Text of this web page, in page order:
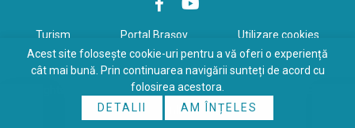
Turism Portal Braşov Utilizare cookies
Politică de confidenţialitate
Copyrights © 2026 All Rights Reserved. Powered by
Online
Acest site folosește cookie-uri pentru a vă oferi o experiență
cât mai bună. Prin continuarea navigării sunteți de acord cu
folosirea acestora.
DETALII
AM ÎNȚELES